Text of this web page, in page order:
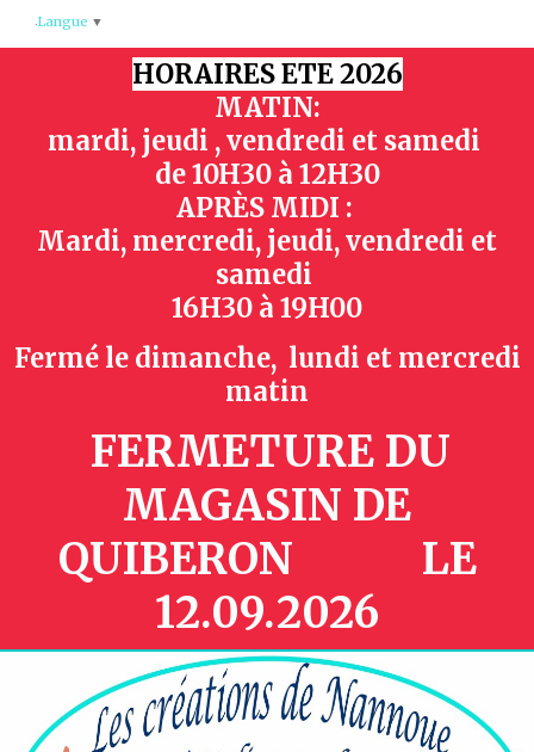
HORAIRES ETE 2026
MATIN:
mardi, jeudi , vendredi et samedi
de10H30 à 12H30
APRÈS MIDI :
Mardi, mercredi, jeudi, vendredi et
samedi
16H30 à 19H00
Fermé le dimanche, lundi et mercredi
matin
FERMETURE DU
MAGASIN DE
QUIBERON LE
12.09.2026
Langue ▼